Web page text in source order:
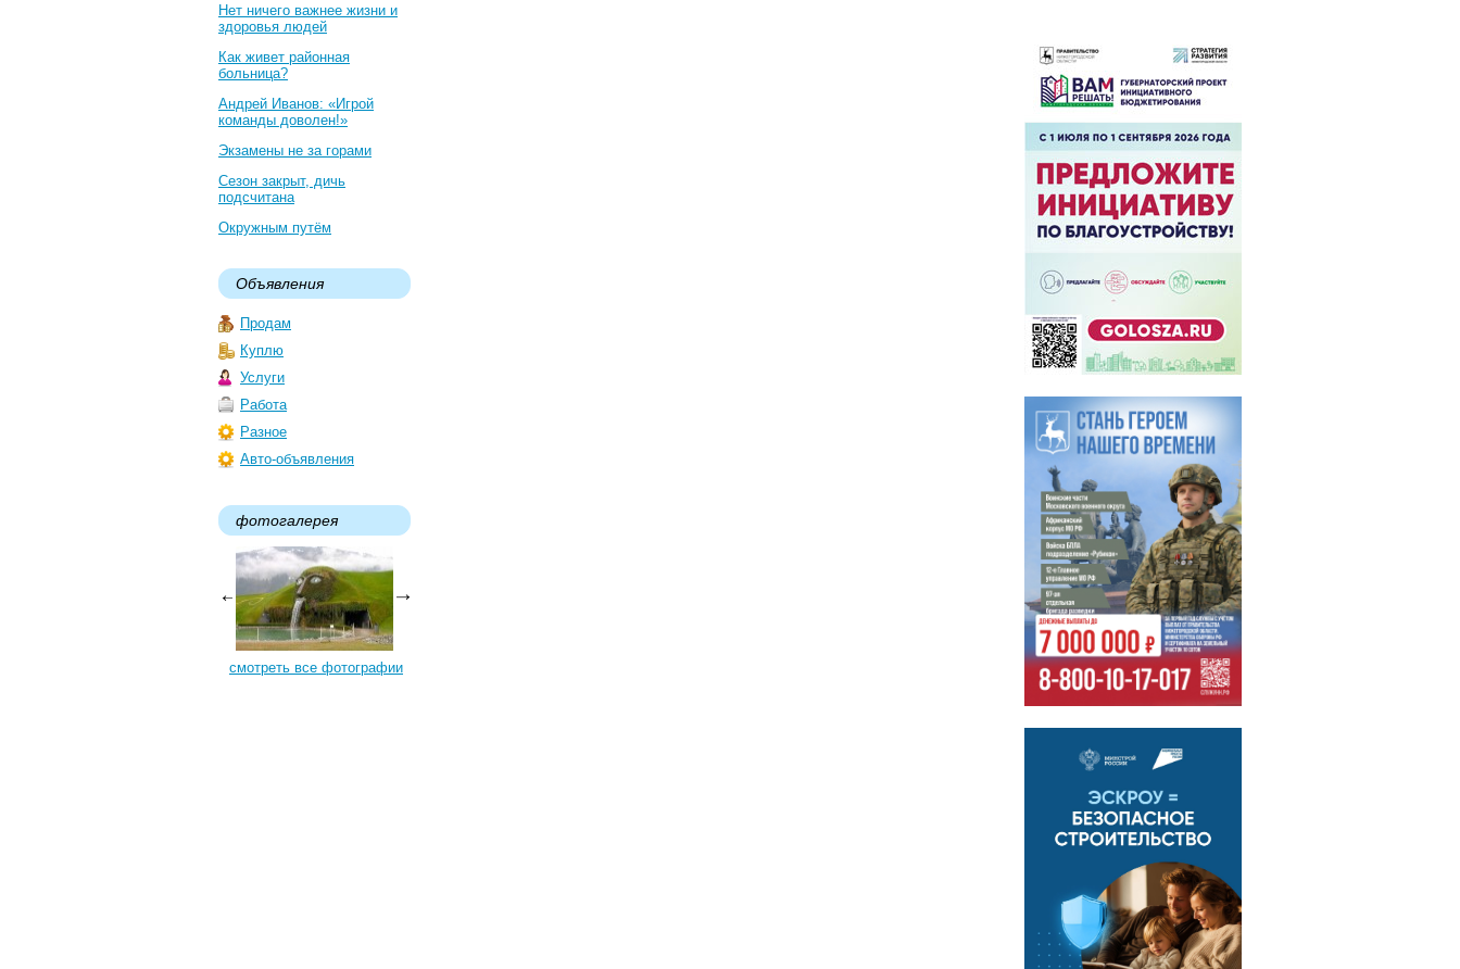
Нет ничего важнее жизни и
здоровья людей
Как живет районная
больница?
Андрей Иванов: «Игрой
команды доволен!»
Экзамены не за горами
Сезон закрыт, дичь
подсчитана
Окружным путём
Объявления
Продам
Куплю
Услуги
Работа
Разное
Авто-объявления
фотогалерея
смотреть все фотографии